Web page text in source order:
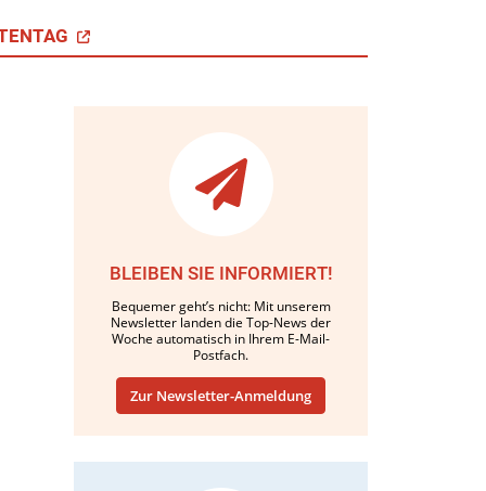
BLEIBEN SIE INFORMIERT!
Bequemer geht’s nicht: Mit unserem
Newsletter landen die Top-News der
Woche automatisch in Ihrem E-Mail-
Postfach.
Zur Newsletter-Anmeldung